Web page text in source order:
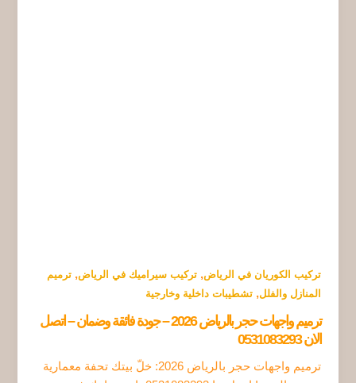
تركيب الكوريان في الرياض,تركيب سيراميك في الرياض,ترميم
المنازل والفلل,تشطيبات داخلية وخارجية
ترميم واجهات حجر بالرياض 2026 – جودة فائقة وضمان – اتصل
الان 0531083293
ترميم واجهات حجر بالرياض 2026: خلّ بيتك تحفة معمارية